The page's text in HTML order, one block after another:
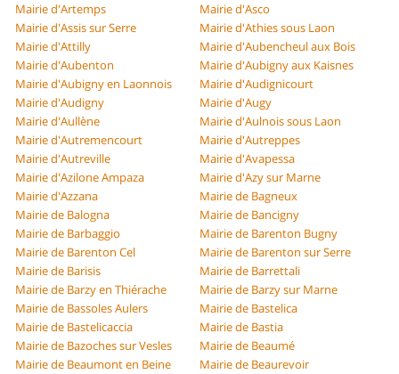
Mairie d'Artemps
Mairie d'Asco
Mairie d'Assis sur Serre
Mairie d'Athies sous Laon
Mairie d'Attilly
Mairie d'Aubencheul aux Bois
Mairie d'Aubenton
Mairie d'Aubigny aux Kaisnes
Mairie d'Aubigny en Laonnois
Mairie d'Audignicourt
Mairie d'Audigny
Mairie d'Augy
Mairie d'Aullène
Mairie d'Aulnois sous Laon
Mairie d'Autremencourt
Mairie d'Autreppes
Mairie d'Autreville
Mairie d'Avapessa
Mairie d'Azilone Ampaza
Mairie d'Azy sur Marne
Mairie d'Azzana
Mairie de Bagneux
Mairie de Balogna
Mairie de Bancigny
Mairie de Barbaggio
Mairie de Barenton Bugny
Mairie de Barenton Cel
Mairie de Barenton sur Serre
Mairie de Barisis
Mairie de Barrettali
Mairie de Barzy en Thiérache
Mairie de Barzy sur Marne
Mairie de Bassoles Aulers
Mairie de Bastelica
Mairie de Bastelicaccia
Mairie de Bastia
Mairie de Bazoches sur Vesles
Mairie de Beaumé
Mairie de Beaumont en Beine
Mairie de Beaurevoir